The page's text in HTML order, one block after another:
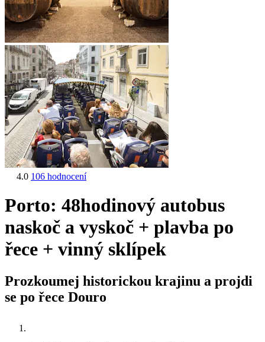
4.0 106 hodnocení
Porto: 48hodinový autobus
naskoč a vyskoč + plavba po
řece + vinný sklípek
Prozkoumej historickou krajinu a projdi
se po řece Douro